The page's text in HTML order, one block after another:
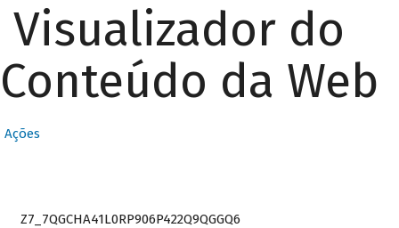
Visualizador do
Conteúdo da Web
Ações
Z7_7QGCHA41L0RP906P422Q9QGGQ6